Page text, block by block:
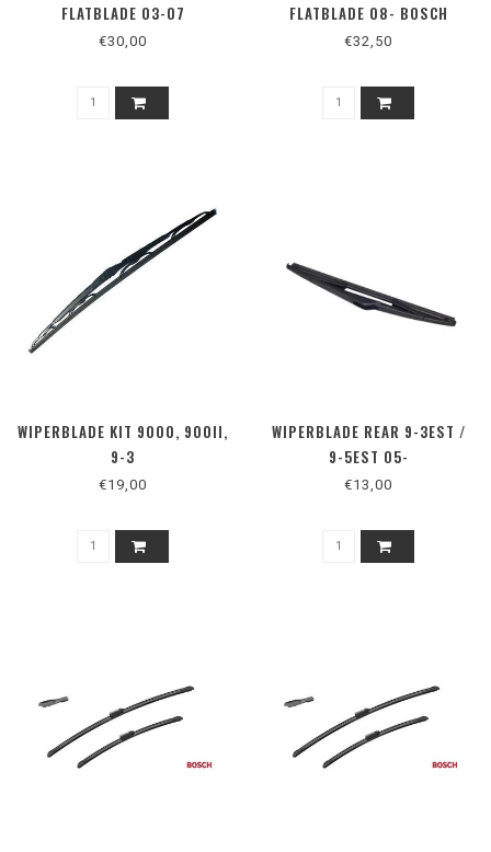
FLATBLADE 03-07
€30,00
FLATBLADE 08- BOSCH
€32,50
WIPERBLADE KIT 9000, 900II,
9-3
€19,00
WIPERBLADE REAR 9-3EST /
9-5EST 05-
€13,00